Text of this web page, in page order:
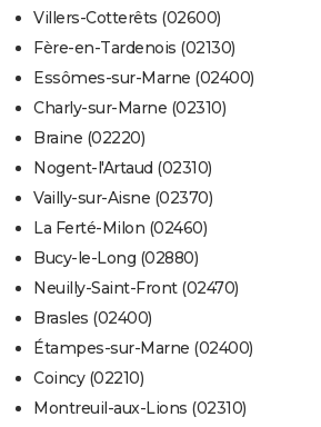
Villers-Cotterêts (02600)
Fère-en-Tardenois (02130)
Essômes-sur-Marne (02400)
Charly-sur-Marne (02310)
Braine (02220)
Nogent-l'Artaud (02310)
Vailly-sur-Aisne (02370)
La Ferté-Milon (02460)
Bucy-le-Long (02880)
Neuilly-Saint-Front (02470)
Brasles (02400)
Étampes-sur-Marne (02400)
Coincy (02210)
Montreuil-aux-Lions (02310)